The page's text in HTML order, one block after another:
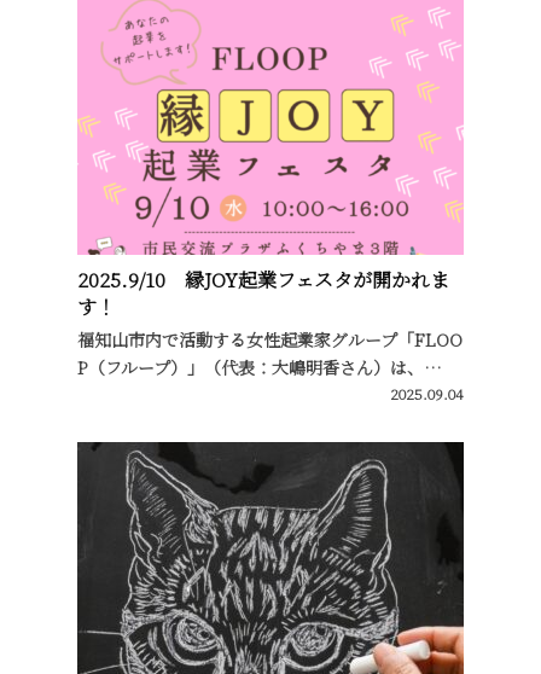
2025.9/10 縁JOY起業フェスタが開かれま
す！
福知山市内で活動する女性起業家グループ「FLOO
P（フループ）」（代表：大嶋明香さん）は、…
2025.09.04